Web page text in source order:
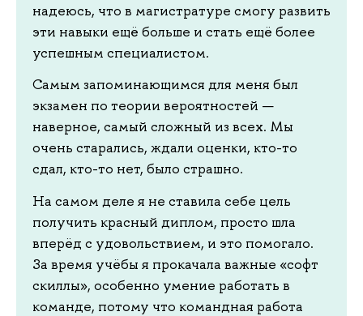
надеюсь, что в магистратуре смогу развить
эти навыки ещё больше и стать ещё более
успешным специалистом.
Самым запоминающимся для меня был
экзамен по теории вероятностей —
наверное, самый сложный из всех. Мы
очень старались, ждали оценки, кто-то
сдал, кто-то нет, было страшно.
На самом деле я не ставила себе цель
получить красный диплом, просто шла
вперёд с удовольствием, и это помогало.
За время учёбы я прокачала важные «софт
скиллы», особенно умение работать в
команде, потому что командная работа